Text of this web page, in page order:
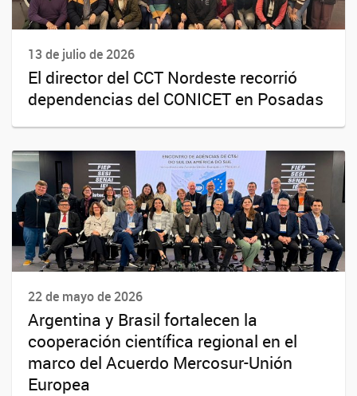
13 de julio de 2026
El director del CCT Nordeste recorrió
dependencias del CONICET en Posadas
22 de mayo de 2026
Argentina y Brasil fortalecen la
cooperación científica regional en el
marco del Acuerdo Mercosur-Unión
Europea